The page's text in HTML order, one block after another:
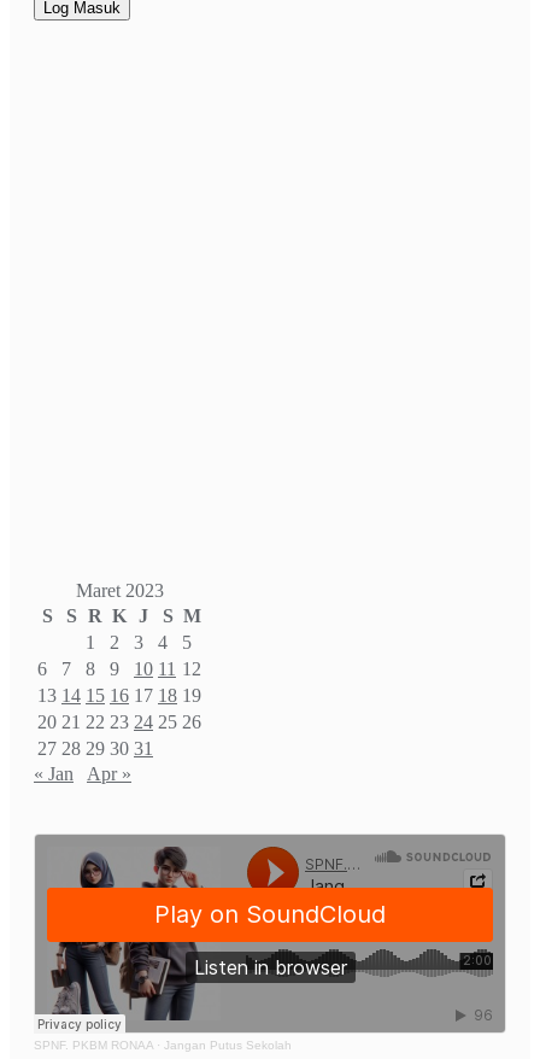
Maret 2023
S
S R K J S M
1
2 3 4
5
6
7 8 9 10 11 12
13 14 15 16 17 18 19
20 21 22 23 24 25 26
27 28 29 30 31
« Jan
Apr »
SPNF. PKBM RONAA · Jangan Putus Sekolah